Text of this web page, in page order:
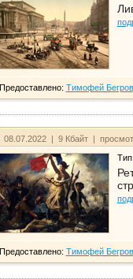
Предоставлено: Тимофей Бегров
08.07.2022 | 9 Кбайт |
Тип:
Предоставлено: Тимофей Бегров